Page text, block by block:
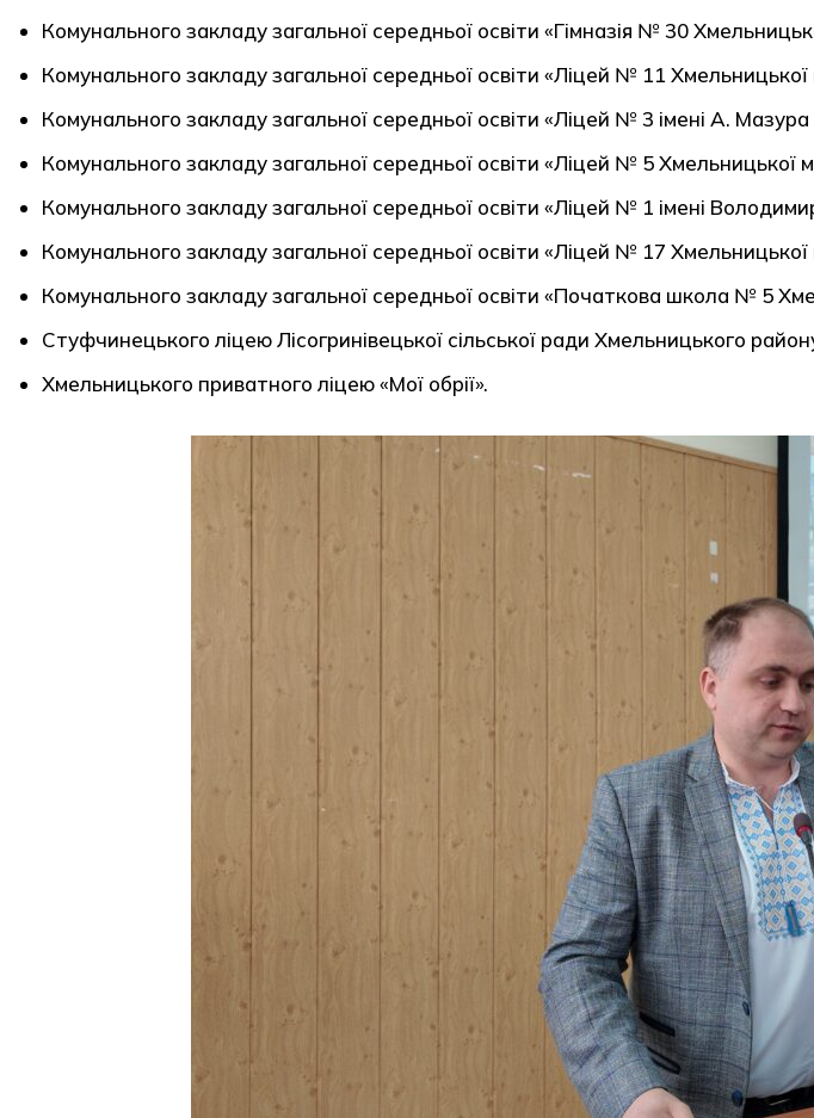
Комунального закладу загальної середньої освіти «Гімназія № 30
Комунального закладу загальної середньої освіти «Ліцей № 11 Хмельницької
Комунального закладу загальної середньої освіти «Ліцей № 3 імені А. Мазура
Комунального закладу загальної середньої освіти «Ліцей № 5 Хмельницької
Комунального закладу загальної середньої освіти «Ліцей № 1 імені
Комунального закладу загальної середньої освіти «Ліцей № 17 Хмельницької
Комунального закладу загальної середньої освіти «Початкова школа № 5
Стуфчинецького ліцею Лісогринівецької сільської ради Хмельницького
Хмельницького приватного ліцею «Мої обрії».